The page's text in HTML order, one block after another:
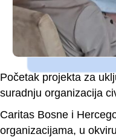
Početak projekta za
suradnju organizacija
Caritas Bosne i
organizacijama, u